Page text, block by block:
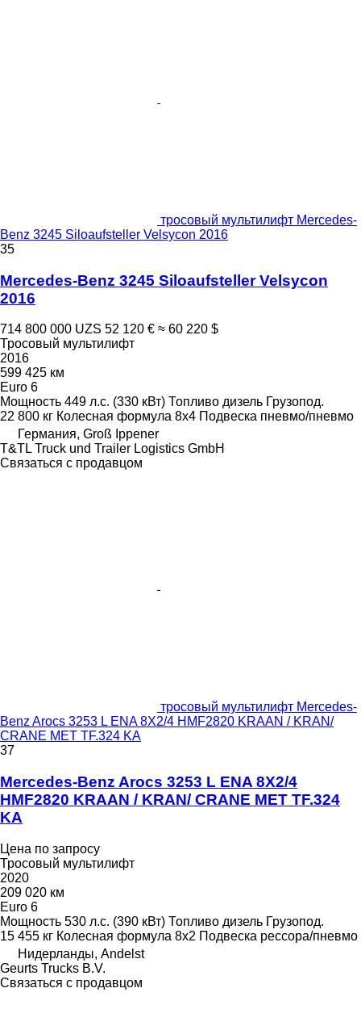
тросовый мультилифт Mercedes-
Benz 3245 Siloaufsteller Velsycon 2016
35
Mercedes-Benz 3245 Siloaufsteller Velsycon
2016
714 800 000 UZS 52 120 € ≈ 60 220 $
Тросовый мультилифт
2016
599 425 км
Euro 6
Мощность 449 л.с. (330 кВт) Топливо дизель Грузопод.
22 800 кг Колесная формула 8x4 Подвеска пневмо/пневмо
Германия, Groß Ippener
T&TL Truck und Trailer Logistics GmbH
Связаться с продавцом
тросовый мультилифт Mercedes-
Benz Arocs 3253 L ENA 8X2/4 HMF2820 KRAAN / KRAN/
CRANE MET TF.324 KA
37
Mercedes-Benz Arocs 3253 L ENA 8X2/4
HMF2820 KRAAN / KRAN/ CRANE MET TF.324
KA
Цена по запросу
Тросовый мультилифт
2020
209 020 км
Euro 6
Мощность 530 л.с. (390 кВт) Топливо дизель Грузопод.
15 455 кг Колесная формула 8x2 Подвеска рессора/пневмо
Нидерланды, Andelst
Geurts Trucks B.V.
Связаться с продавцом